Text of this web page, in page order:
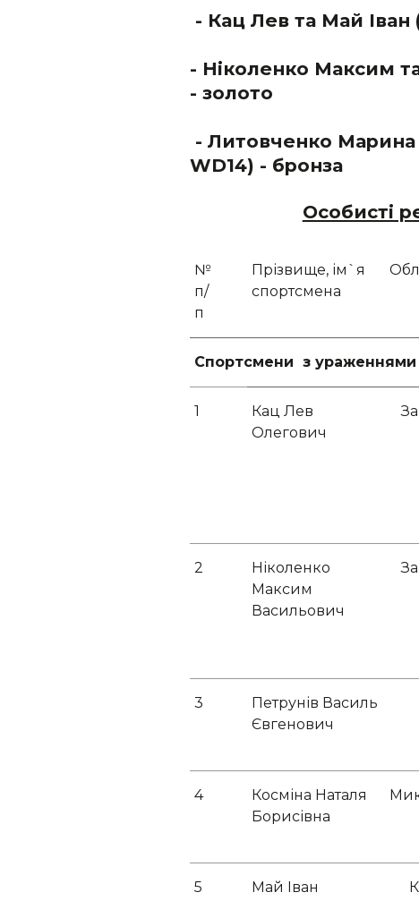
- Кац Лев та Май Іван
- Ніколенко Максим
- золото
- Литовченко Марина
WD14) - бронза
Особисті
№
п/
п
Прізвище, ім`я
спортсмена
Спортсмени з
1
Кац Лев
Олегович
2
Ніколенко
Максим
Васильович
3
Петрунів Василь
Євгенович
4
Косміна Наталя
Борисівна
5
Май Іван